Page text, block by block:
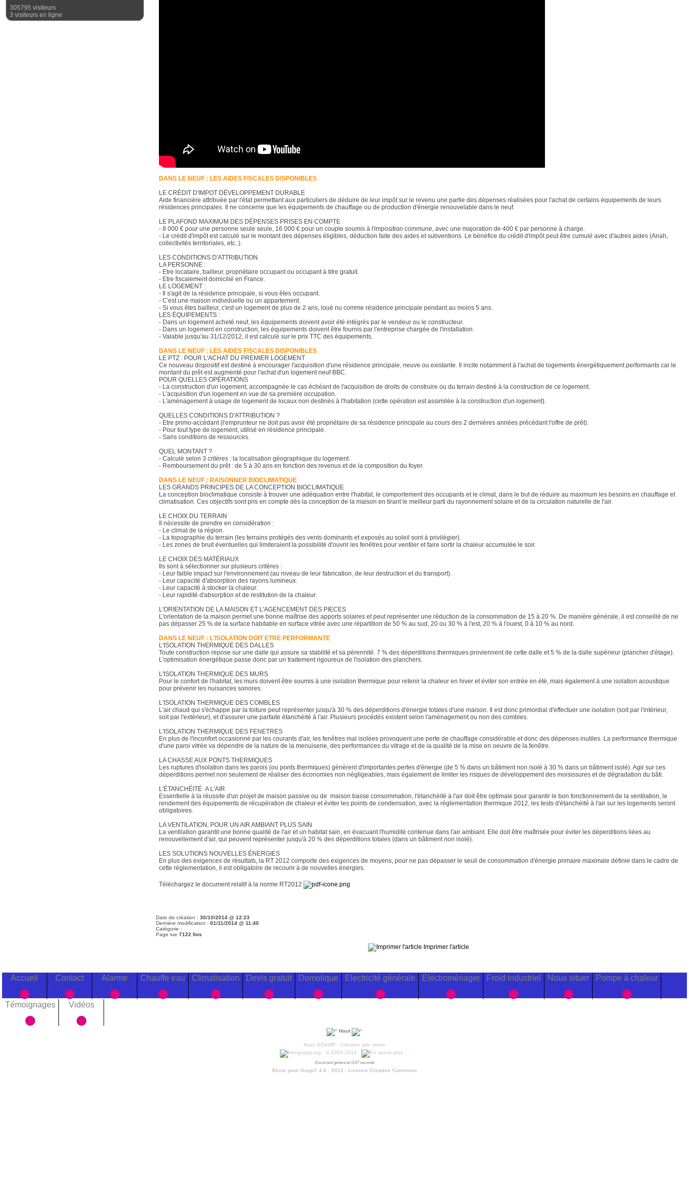
305795 visiteurs
3 visiteurs en ligne
DANS LE NEUF : LES AIDES FISCALES DISPONIBLES
LE CRÉDIT D'IMPOT DÉVELOPPEMENT DURABLE
Aide financière attribuée par l'état permettant aux particuliers de déduire de leur impôt sur le revenu une partie des dépenses réalisées pour l'achat de certains équipements de leurs
résidences principales. Il ne concerne que les équipements de chauffage ou de production d'énergie renouvelable dans le neuf.
LE PLAFOND MAXIMUM DES DÉPENSES PRISES EN COMPTE
- 8 000 € pour une personne seule seule, 16 000 € pour un couple soumis à l'imposition commune, avec une majoration de 400 € par personne à charge.
- Le crédit d'impôt est calculé sur le montant des dépenses éligibles, déduction faite des aides et subventions. Le bénéfice du crédit d'impôt peut être cumulé avec d'autres aides (Anah,
collectivités territoriales, etc..).
LES CONDITIONS D'ATTRIBUTION
LA PERSONNE :
- Etre locataire, bailleur, propriétaire occupant ou occupant à titre gratuit.
- Etre fiscalement domicilié en France.
LE LOGEMENT :
- Il s'agit de la résidence principale, si vous êtes occupant.
- C'est une maison individuelle ou un appartement.
- Si vous êtes bailleur, c'est un logement de plus de 2 ans, loué nu comme résidence principale pendant au moins 5 ans.
LES ÉQUIPEMENTS :
- Dans un logement acheté neuf, les équipements doivent avoir été intégrés par le vendeur ou le constructeur.
- Dans un logement en construction, les équipements doivent être fournis par l'entreprise chargée de l'installation.
- Valable jusqu'au 31/12/2012, il est calculé sur le prix TTC des équipements.
DANS LE NEUF : LES AIDES FISCALES DISPONIBLES
LE PTZ : POUR L'ACHAT DU PREMIER LOGEMENT
Ce nouveau dispositif est destiné à encourager l'acquisition d'une résidence principale, neuve ou existante. Il incite notamment à l'achat de logements énergétiquement performants car le
montant du prêt est augmenté pour l'achat d'un logement neuf BBC.
POUR QUELLES OPÉRATIONS
- La construction d'un logement, accompagnée le cas échéant de l'acquisition de droits de construire ou du terrain destiné à la construction de ce logement.
- L'acquisition d'un logement en vue de sa première occupation.
- L'aménagement à usage de logement de locaux non destinés à l'habitation (cette opération est assimilée à la construction d'un logement).
QUELLES CONDITIONS D'ATTRIBUTION ?
- Etre primo-accédant (l'emprunteur ne doit pas avoir été propriétaire de sa résidence principale au cours des 2 dernières années précédant l'offre de prêt).
- Pour tout type de logement, utilisé en résidence principale.
- Sans conditions de ressources.
QUEL MONTANT ?
- Calculé selon 3 critères : la localisation géographique du logement.
- Remboursement du prêt : de 5 à 30 ans en fonction des revenus et de la composition du foyer.
DANS LE NEUF : RAISONNER BIOCLIMATIQUE
LES GRANDS PRINCIPES DE LA CONCEPTION BIOCLIMATIQUE
La conception bioclimatique consiste à trouver une adéquation entre l'habitat, le comportement des occupants et le climat, dans le but de réduire au maximum les besoins en chauffage et
climatisation. Ces objectifs sont pris en compte dès la conception de la maison en tirant le meilleur parti du rayonnement solaire et de la circulation naturelle de l'air.
LE CHOIX DU TERRAIN
Il nécessite de prendre en considération :
- Le climat de la région.
- La topographie du terrain (les terrains protégés des vents dominants et exposés au soleil sont à privilégier).
- Les zones de bruit éventuelles qui limiteraient la possibilité d'ouvrir les fenêtres pour ventiler et faire sortir la chaleur accumulée le soir.
LE CHOIX DES MATÉRIAUX
Ils sont à sélectionner sur plusieurs critères :
- Leur faible impact sur l'environnement (au niveau de leur fabrication, de leur destruction et du transport).
- Leur capacité d'absorption des rayons lumineux.
- Leur capacité à stocker la chaleur.
- Leur rapidité d'absorption et de restitution de la chaleur.
L'ORIENTATION DE LA MAISON ET L'AGENCEMENT DES PIECES
L'orientation de la maison permet une bonne maîtrise des apports solaires et peut représenter une réduction de la consommation de 15 à 20 %. De manière générale, il est conseillé de ne
pas dépasser 25 % de la surface habitable en surface vitrée avec une répartition de 50 % au sud, 20 ou 30 % à l'est, 20 % à l'ouest, 0 à 10 % au nord.
DANS LE NEUF : L'ISOLATION DOIT ETRE PERFORMANTE
L'ISOLATION THERMIQUE DES DALLES
Toute construction repose sur une dalle qui assure sa stabilité et sa pérennité. 7 % des déperditions thermiques proviennent de cette dalle et 5 % de la dalle supérieur (plancher d'étage).
L'optimisation énergétique passe donc par un traitement rigoureux de l'isolation des planchers.
L'ISOLATION THERMIQUE DES MURS
Pour le confort de l'habitat, les murs doivent être soumis à une isolation thermique pour retenir la chaleur en hiver et éviter son entrée en été, mais également à une isolation acoustique
pour prévenir les nuisances sonores.
L'ISOLATION THERMIQUE DES COMBLES
L'air chaud qui s'échappe par la toiture peut représenter jusqu'à 30 % des déperditions d'énergie totales d'une maison. Il est donc primordial d'effectuer une isolation (soit par l'intérieur,
soit par l'extérieur), et d'assurer une parfaite étanchéité à l'air. Plusieurs procédés existent selon l'aménagement ou non des combles.
L'ISOLATION THERMIQUE DES FENETRES
En plus de l'inconfort occasionné par les courants d'air, les fenêtres mal isolées provoquent une perte de chauffage considérable et donc des dépenses inutiles. La performance thermique
d'une paroi vitrée va dépendre de la nature de la menuiserie, des performances du vitrage et de la qualité de la mise en oeuvre de la fenêtre.
LA CHASSE AUX PONTS THERMIQUES
Les ruptures d'isolation dans les parois (ou ponts thermiques) génèrent d'importantes pertes d'énergie (de 5 % dans un bâtiment non isolé à 30 % dans un bâtiment isolé). Agir sur ces
déperditions permet non seulement de réaliser des économies non négligeables, mais également de limiter les risques de développement des moisissures et de dégradation du bâti.
L'ÉTANCHÉITÉ A L'AIR
Essentielle à la réussite d'un projet de maison passive ou de maison basse consommation, l'étanchéité à l'air doit être optimale pour garantir le bon fonctionnement de la ventilation, le
rendement des équipements de récupération de chaleur et éviter les points de condensation, avec la réglementation thermique 2012, les tests d'étanchéité à l'air sur les logements seront
obligatoires.
LA VENTILATION, POUR UN AIR AMBIANT PLUS SAIN
La ventilation garantit une bonne qualité de l'air et un habitat sain, en évacuant l'humidité contenue dans l'air ambiant. Elle doit être maîtrisée pour éviter les déperditions liées au
renouvellement d'air, qui peuvent représenter jusqu'à 20 % des déperditions totales (dans un bâtiment non isolé).
LES SOLUTIONS NOUVELLES ÉNERGIES
En plus des exigences de résultats, la RT 2012 comporte des exigences de moyens, pour ne pas dépasser le seuil de consommation d'énergie primaire maximale définie dans le cadre de
cette réglementation, il est obligatoire de recourir à de nouvelles énergies.
Téléchargez le document relatif à la norme RT2012
Date de création : 30/10/2014 @ 12:23
Dernière modification : 01/11/2014 @ 11:40
Catégorie :
Page lue 7122 fois
Imprimer l'article
Accueil Contact Alarme Chauffe eau Climatisation Devis gratuit Domotique Electricité générale Electroménager Froid industriel Nous situer Pompe à chaleur
Témoignages Vidéos
Haut
Asso-SOAMP - Création site vitrine
© 2004-2013
Document généré en 0.07 seconde
Skins pour GuppY 4.6 - 2012 - Licence Creative Commons